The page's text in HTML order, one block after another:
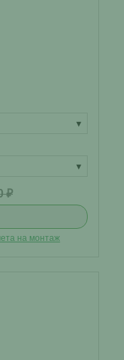
▾
▾
₽
на монтаж